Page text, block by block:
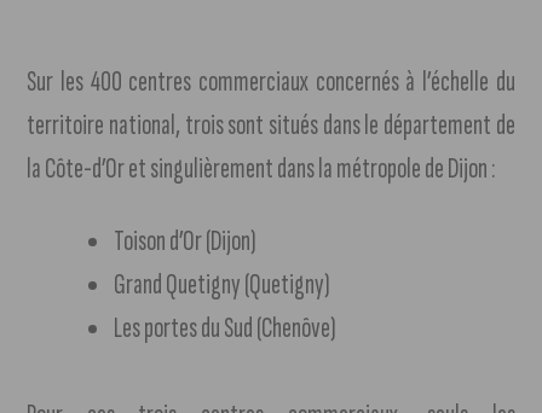
Sur les 400 centres commerciaux concernés à l’échelle du
territoire national, trois sont situés dans le département de
la Côte-d’Or et singulièrement dans la métropole de Dijon :
Toison d’Or (Dijon)
Grand Quetigny (Quetigny)
Les portes du Sud (Chenôve)